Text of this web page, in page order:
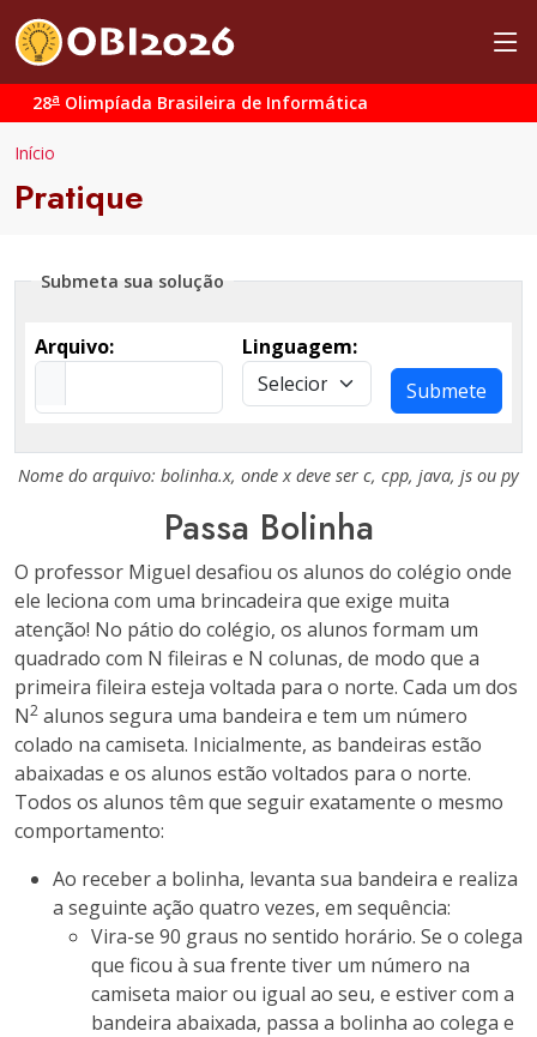
28a Olimpíada Brasileira de Informática
Início
Pratique
Submeta sua solução
Arquivo:
Linguagem:
Submete
Nome do arquivo: bolinha.x, ondex deve ser c, cpp, java, js ou py
Passa Bolinha
O professor Miguel desafiou os alunos do colégio onde
ele leciona com uma brincadeira que exige muita
atenção! No pátio do colégio, os alunos formam um
quadrado com N fileiras e N colunas, de modo que a
primeira fileira esteja voltada para o norte. Cada um dos
N2 alunos segura uma bandeira e tem um número
colado na camiseta. Inicialmente, as bandeiras estão
abaixadas e os alunos estão voltados para o norte.
Todos os alunos têm que seguir exatamente o mesmo
comportamento:
Ao receber a bolinha, levanta sua bandeira e realiza
a seguinte ação quatro vezes, em sequência:
Vira-se 90 graus no sentido horário. Se o colega
que ficou à sua frente tiver um número na
camiseta maior ou igual ao seu, e estiver com a
bandeira abaixada, passa a bolinha ao colega e